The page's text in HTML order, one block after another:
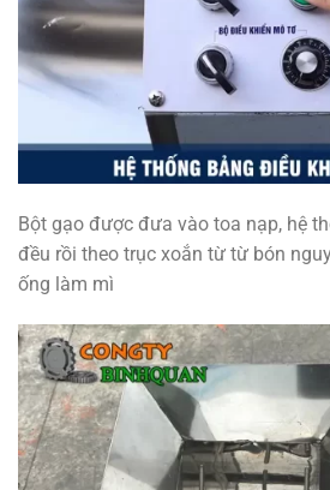
Bột gạo được đưa vào toa nạp, hệ
đều rồi theo trục xoắn từ từ bón
ống làm mì